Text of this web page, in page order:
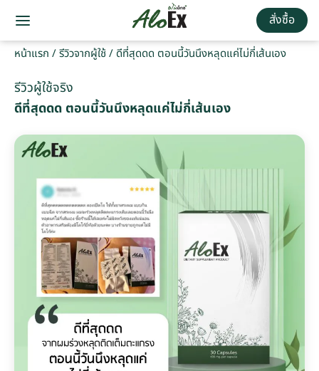
สั่งซื้อ
หน้าแรก /รีวิวจากผู้ใช้ / ดีที่สุดดด ตอนนี้วันนึงหลุดแค่ไม่กี่เส้นเอง
รีวิวผู้ใช้จริง
ดีที่สุดดด ตอนนี้วันนึงหลุดแค่ไม่กี่เส้นเอง